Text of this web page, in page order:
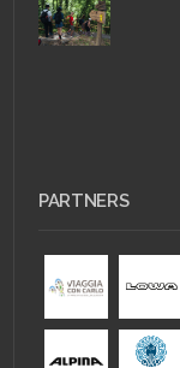
PARTNERS